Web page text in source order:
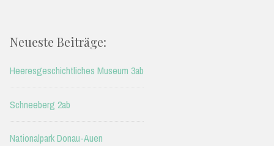
Neueste Beiträge:
Heeresgeschichtliches Museum 3ab
Schneeberg 2ab
Nationalpark Donau-Auen